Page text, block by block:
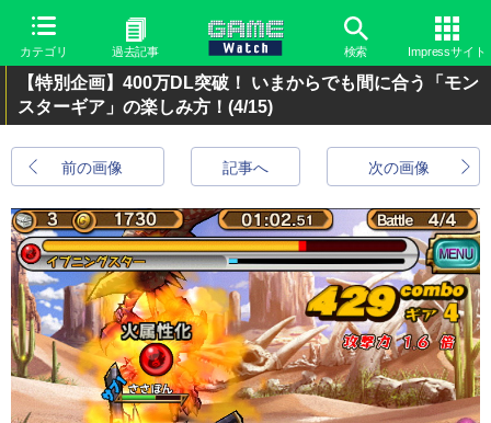
カテゴリ 過去記事 検索 Impressサイト
【特別企画】400万DL突破！ いまからでも間に合う「モン
スターギア」の楽しみ方！ (4/15)
前の画像 次の画像
記事へ